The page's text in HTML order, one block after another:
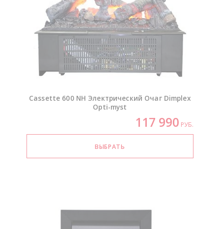
Cassette 600 NH Электрический Очаг Dimplex
Opti-myst
117 990 РУБ.